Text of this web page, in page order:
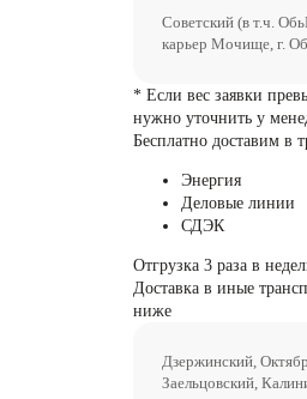
Советский (в т.ч.
карьер Мочище, г.
* Если вес заявки
нужно уточнить у
Бесплатно доставим в
Энергия
Деловые линии
СДЭК
Отгрузка 3 раза в
Доставка в иные
ниже
Дзержинский,
Заельцовский,